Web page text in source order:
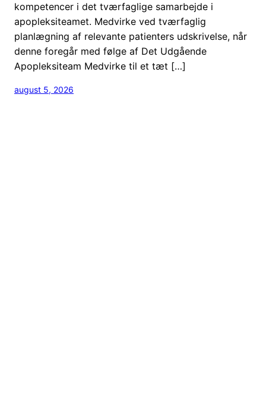
kompetencer i det tværfaglige samarbejde i
apopleksiteamet. Medvirke ved tværfaglig
planlægning af relevante patienters udskrivelse, når
denne foregår med følge af Det Udgående
Apopleksiteam Medvirke til et tæt […]
august 5, 2026